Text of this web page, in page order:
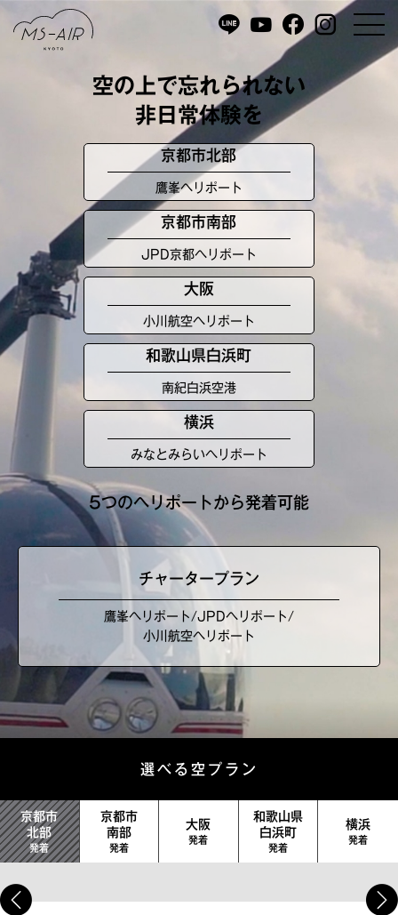
空の上で忘れられない
非日常体験を
京都市北部
鷹峯ヘリポート
京都市南部
JPD京都ヘリポート
大阪
小川航空ヘリポート
和歌山県白浜町
南紀白浜空港
横浜
みなとみらいヘリポート
5つのヘリポートから発着可能
チャータープラン
鷹峯ヘリポート/JPDヘリポート/
小川航空ヘリポート
選べる空プラン
京都市
北部
発着
京都市
南部
発着
大阪
発着
和歌山県
白浜町
発着
横浜
発着